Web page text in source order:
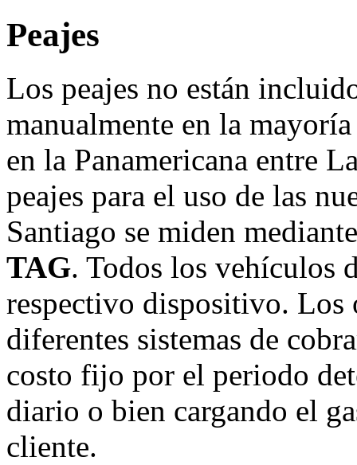
Peajes
Los peajes no están
manualmente en la
en la Panamericana entre
peajes para el uso de las
Santiago se miden
TAG. Todos los vehículos
respectivo dispositivo. Los
diferentes sistemas de
costo fijo por el periodo
diario o bien cargando el
cliente.